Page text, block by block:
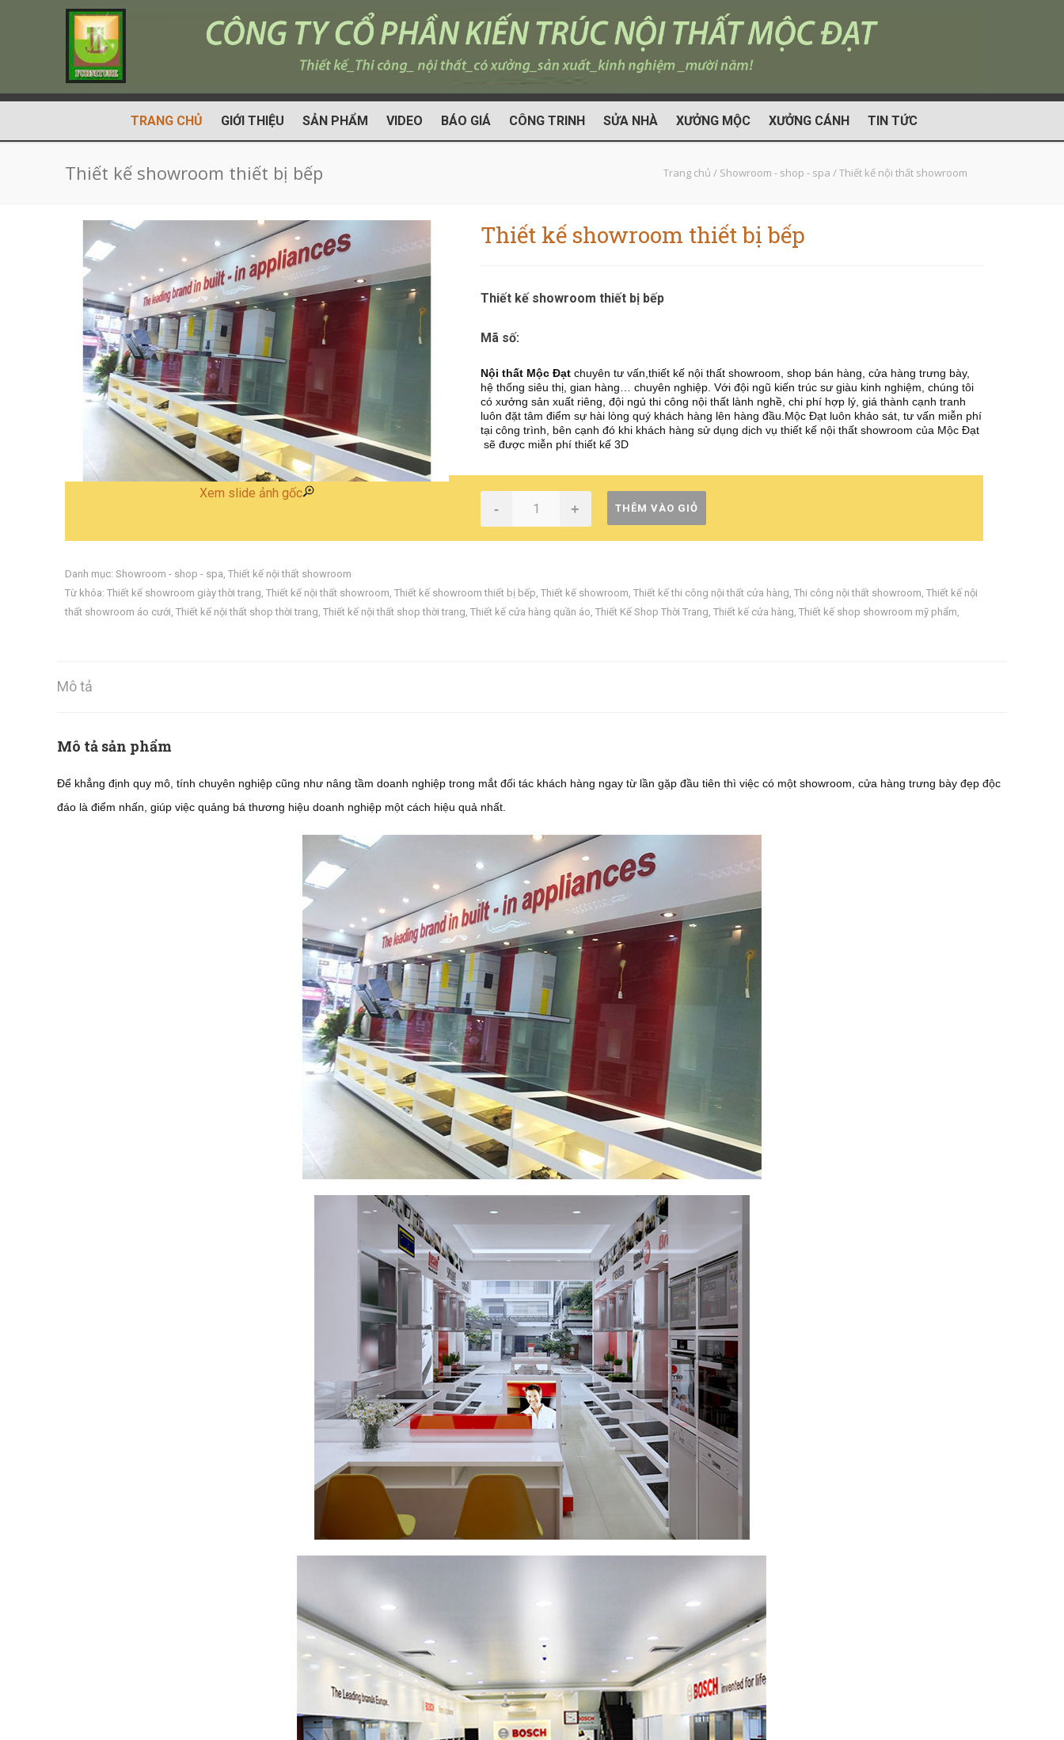
TRANG CHỦ GIỚI THIỆU SẢN PHẨM VIDEO BÁO GIÁ CÔNG TRINH SỬA NHÀ XƯỞNG MỘC XƯỞNG CÁNH TIN TỨC
Thiết kế showroom thiết bị bếp Trang chủ / Showroom - shop - spa /Thiết kế nội thất showroom
Xem slide ảnh gốc
Thiết kế showroom thiết bị bếp
Thiết kế showroom thiết bị bếp
Mã số:
Nội thất Mộc Đạt chuyên tư vấn,thiết kế nội thất showroom, shop bán hàng, cửa hàng trưng bày,
hệ thống siêu thị, gian hàng… chuyên nghiệp. Với đội ngũ kiến trúc sư giàu kinh nghiệm, chúng tôi
có xưởng sản xuất riêng, đội ngủ thi công nội thất lành nghề, chi phí hợp lý, giá thành cạnh tranh
luôn đặt tâm điểm sự hài lòng quý khách hàng lên hàng đầu. Mộc Đạt luôn khảo sát, tư vấn miễn phí
tại công trình, bên cạnh đó khi khách hàng sử dụng dịch vụ thiết kế nội thất showroom của Mộc Đạt
sẽ được miễn phí thiết kế 3D
- + THÊM VÀO GIỎ
Danh mục: Showroom - shop - spa, Thiết kế nội thất showroom
Từ khóa: Thiết kế showroom giày thời trang, Thiết kế nội thất showroom, Thiết kế showroom thiết bị bếp, Thiết kế showroom, Thiết kế thi công nội thất cửa hàng, Thi công nội thất showroom, Thiết kế nội
thất showroom áo cưới, Thiết kế nội thất shop thời trang, Thiết kế nội thất shop thời trang, Thiết kế cửa hàng quần áo, Thiết Kế Shop Thời Trang‎, Thiết kế cửa hàng, Thiết kế shop showroom mỹ phẩm,
Mô tả
Mô tả sản phẩm
Để khẳng định quy mô, tính chuyên nghiệp cũng như nâng tầm doanh nghiệp trong mắt đối tác khách hàng ngay từ lần gặp đầu tiên thì việc có một showroom, cửa hàng trưng bày đẹp độc
đáo là điểm nhấn, giúp việc quảng bá thương hiệu doanh nghiệp một cách hiệu quả nhất.